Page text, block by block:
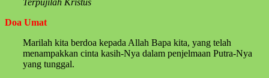
Doa Umat
Marilah kita berdoa kepada Allah Bapa kita, yang telah
menampakkan cinta kasih-Nya dalam penjelmaan Putra-Nya
yang tunggal.